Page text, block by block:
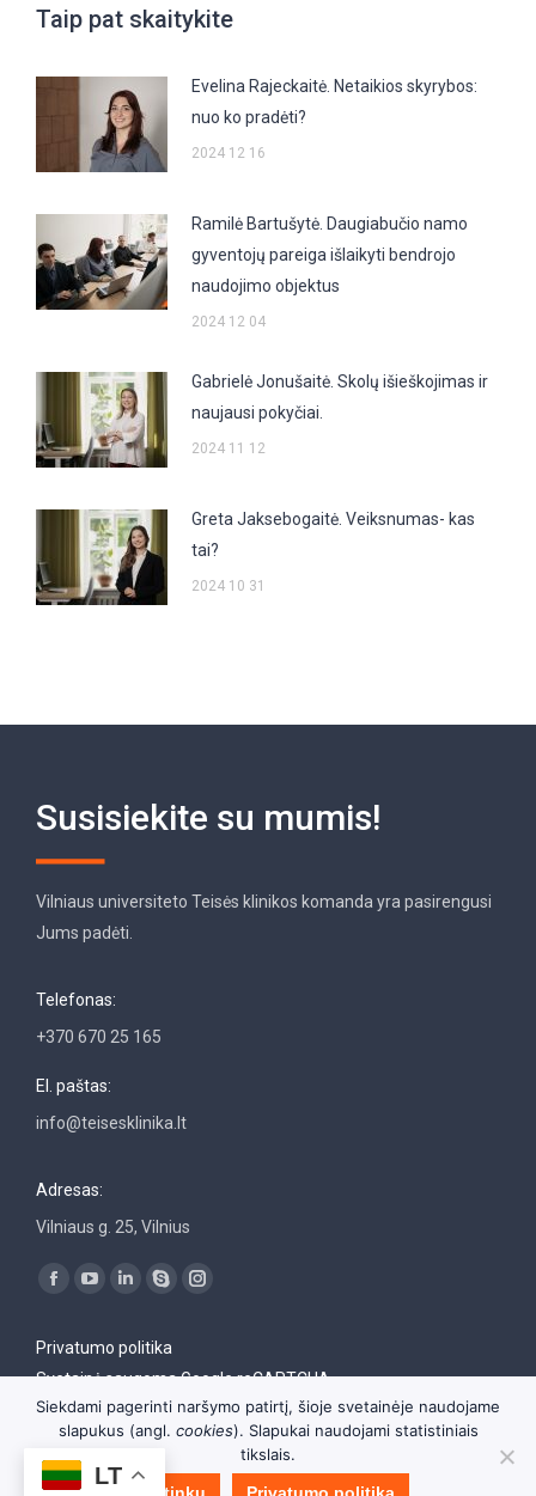
Taip pat skaitykite
Evelina Rajeckaitė. Netaikios skyrybos:
nuo ko pradėti?
2024 12 16
Ramilė Bartušytė. Daugiabučio namo
gyventojų pareiga išlaikyti bendrojo
naudojimo objektus
2024 12 04
Gabrielė Jonušaitė. Skolų išieškojimas ir
naujausi pokyčiai.
2024 11 12
Greta Jaksebogaitė. Veiksnumas- kas
tai?
2024 10 31
Susisiekite su mumis!
Vilniaus universiteto Teisės klinikos komanda yra pasirengusi
Jums padėti.
Telefonas:
+370 670 25 165
El. paštas:
info@teisesklinika.lt
Adresas:
Vilniaus g. 25, Vilnius
Find us on:
opens
new
opens
new
Linkedin
opens
new
Skype
opens
new
Instagram
new
window
Privatumo politika
Svetainė saugoma Google reCAPTCHA
© Vilniaus universiteto Teisės klinika 1998–2019
LT
Siekdami pagerinti naršymo patirtį, šioje svetainėje naudojame
slapukus (angl. cookies). Slapukai naudojami statistiniais
tikslais.